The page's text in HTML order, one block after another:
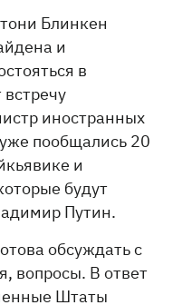
Блинкен
и
в
иностранных
пообщались 20
и
будут
Путин.
обсуждать с
вопросы. В ответ
Штаты